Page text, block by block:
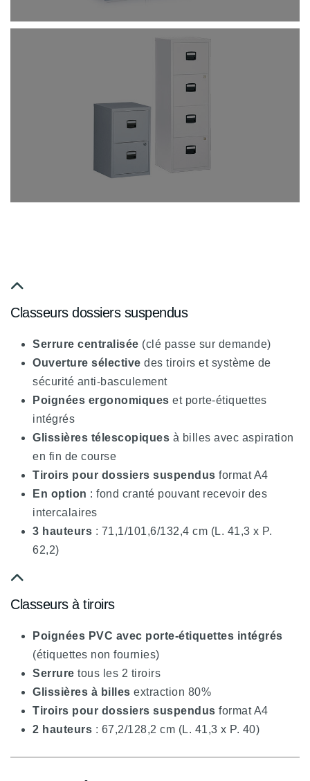
fa
chevron-
up
Classeurs dossiers suspendus
Serrure centralisée (clé passe sur demande)
Ouverture sélective des tiroirs et système de
sécurité anti-basculement
Poignées ergonomiques et porte-étiquettes
intégrés
Glissières télescopiques à billes avec aspiration
en fin de course
Tiroirs pour dossiers suspendus format A4
En option : fond cranté pouvant recevoir des
intercalaires
3 hauteurs : 71,1/101,6/132,4 cm (L. 41,3 x P.
62,2)
fa
chevron-
Classeurs à tiroirs
Poignées PVC avec porte-étiquettes intégrés
(étiquettes non fournies)
Serrure tous les 2 tiroirs
Glissières à billes extraction 80%
Tiroirs pour dossiers suspendus format A4
2 hauteurs : 67,2/128,2 cm (L. 41,3 x P. 40)